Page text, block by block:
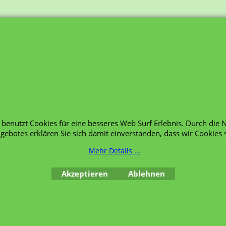
benutzt Cookies für eine besseres Web Surf Erlebnis. Durch die
erklären Sie sich damit einverstanden, dass wir Cookies
Mehr Details ...
Akzeptieren Ablehnen